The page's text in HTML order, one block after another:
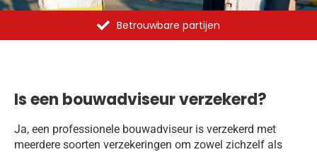
Al meer dan 1375 opdrachten uitgevoerd
Is een bouwadviseur verzekerd?
Ja, een professionele bouwadviseur is verzekerd met
meerdere soorten verzekeringen om zowel zichzelf als